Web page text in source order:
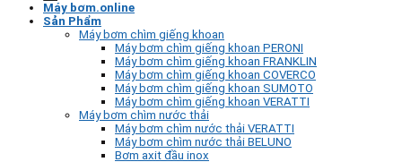
Máy bơm.online
Sản Phẩm
Máy bơm chìm giếng khoan
Máy bơm chìm giếng khoan PERONI
Máy bơm chìm giếng khoan FRANKLIN
Máy bơm chìm giếng khoan COVERCO
Máy bơm chìm giếng khoan SUMOTO
Máy bơm chìm giếng khoan VERATTI
Máy bơm chìm nước thải
Máy bơm chìm nước thải VERATTI
Máy bơm chìm nước thải BELUNO
Bơm axit đầu inox